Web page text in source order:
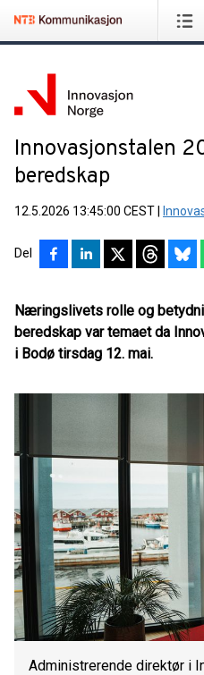
Innovasjonstalen
beredskap
12.5.2026 13:45:00 CEST
Del
Næringslivets rolle og
beredskap var temaet da
i Bodø tirsdag 12. mai.
Administrerende direktør i